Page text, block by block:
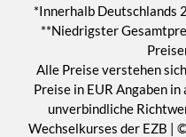
*Innerhalb Deutschlands
**Niedrigster
Alle Preise verstehen
Preise in EUR Angaben
unverbindliche
Wechselkurses der EZB |